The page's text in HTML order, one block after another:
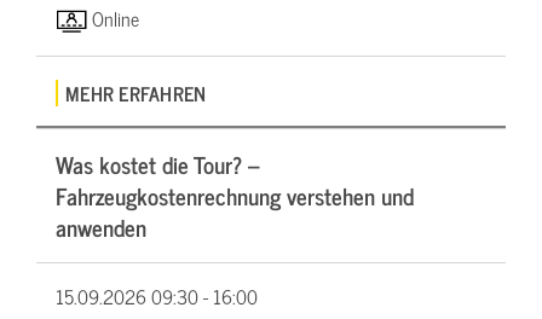
Online
MEHR ERFAHREN
Was kostet die Tour? –
Fahrzeugkostenrechnung verstehen und
anwenden
15.09.202609:30 - 16:00